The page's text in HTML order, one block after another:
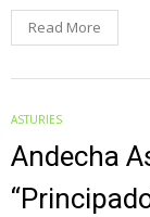
Read More
ASTURIES
Andecha